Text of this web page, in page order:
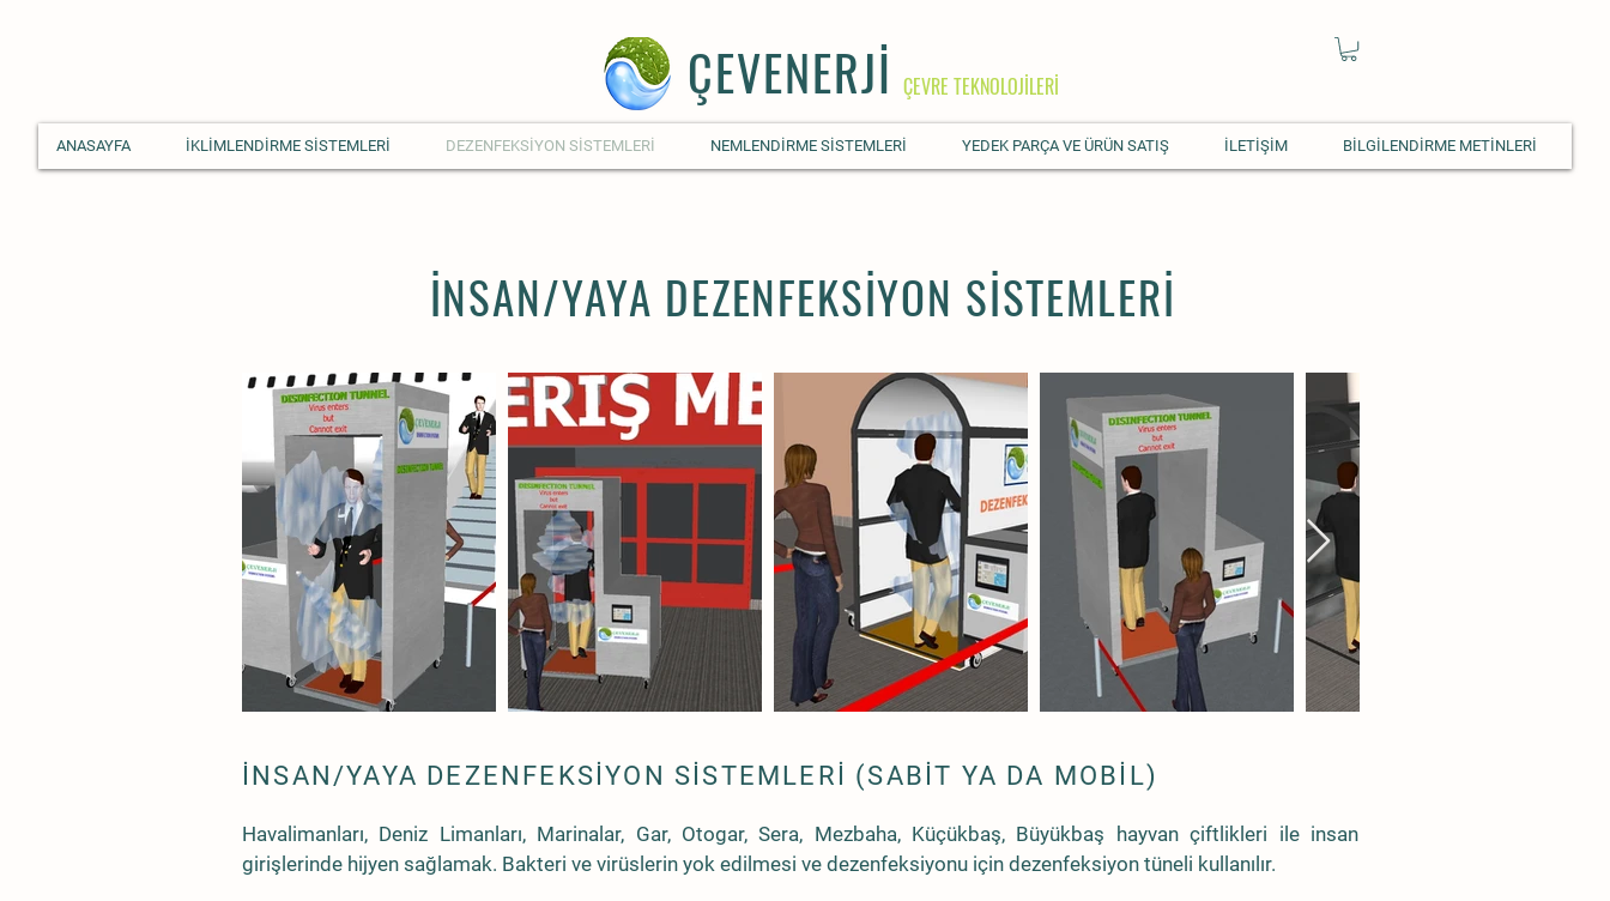
ANASAYFA İKLİMLENDİRME SİSTEMLERİ DEZENFEKSİYON SİSTEMLERİ NEMLENDİRME SİSTEMLERİ YEDEK PARÇA VE ÜRÜN SATIŞ İLETİŞİM BİLGİLENDİRME METİNLERİ
ÇEVRE TEKNOLOJİLERİ
ÇEVENERJİ
İNSAN/YAYA DEZENFEKSİYON SİSTEMLERİ
İNSAN/YAYA DEZENFEKSİYON SİSTEMLERİ (SABİT YA DA MOBİL)
Havalimanları, Deniz Limanları, Marinalar, Gar, Otogar, Sera, Mezbaha, Küçükbaş, Büyükbaş hayvan çiftlikleri ile insan
girişlerinde hijyen sağlamak. Bakteri ve virüslerin yok edilmesi ve dezenfeksiyonu için dezenfeksiyon tüneli kullanılır.